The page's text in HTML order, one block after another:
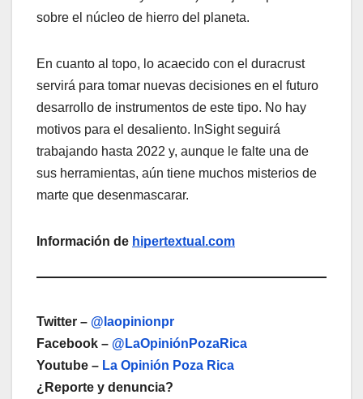
sobre el núcleo de hierro del planeta.
En cuanto al topo, lo acaecido con el duracrust
servirá para tomar nuevas decisiones en el futuro
desarrollo de instrumentos de este tipo. No hay
motivos para el desaliento. InSight seguirá
trabajando hasta 2022 y, aunque le falte una de
sus herramientas, aún tiene muchos misterios de
marte que desenmascarar.
Información de hipertextual.com
Twitter – @laopinionpr
Facebook – @LaOpiniónPozaRica
Youtube – La Opinión Poza Rica
¿Reporte y denuncia?